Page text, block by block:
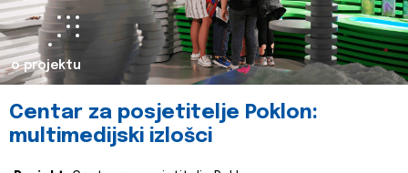
o projektu
Centar za posjetitelje Poklon:
multimedijski izlošci